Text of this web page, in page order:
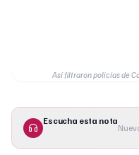
Así filtraron policías de
Escucha esta nota